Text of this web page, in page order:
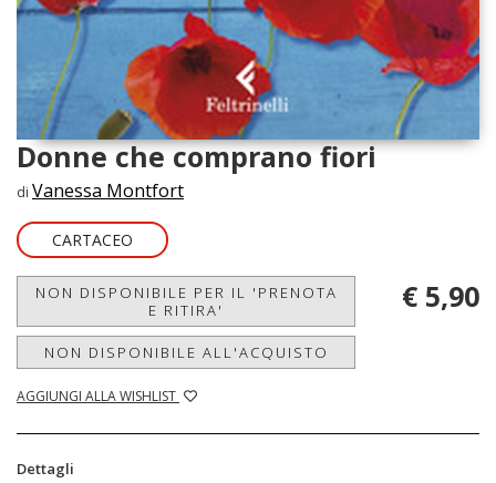
Donne che comprano fiori
di Vanessa Montfort
CARTACEO
NON DISPONIBILE PER IL 'PRENOTA
E RITIRA'
NON DISPONIBILE ALL'ACQUISTO
AGGIUNGI ALLA WISHLIST
€ 5,90
Dettagli